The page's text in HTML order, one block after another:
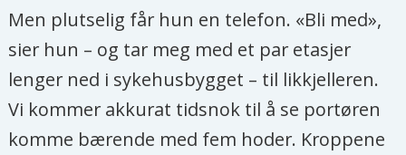
Men plutselig får hun en telefon. «Bli med»,
sier hun – og tar meg med et par etasjer
lenger ned i sykehusbygget – til likkjelleren.
Vi kommer akkurat tidsnok til å se portøren
komme bærende med fem hoder. Kroppene